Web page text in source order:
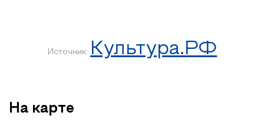
Источник: Культура.РФ
На карте